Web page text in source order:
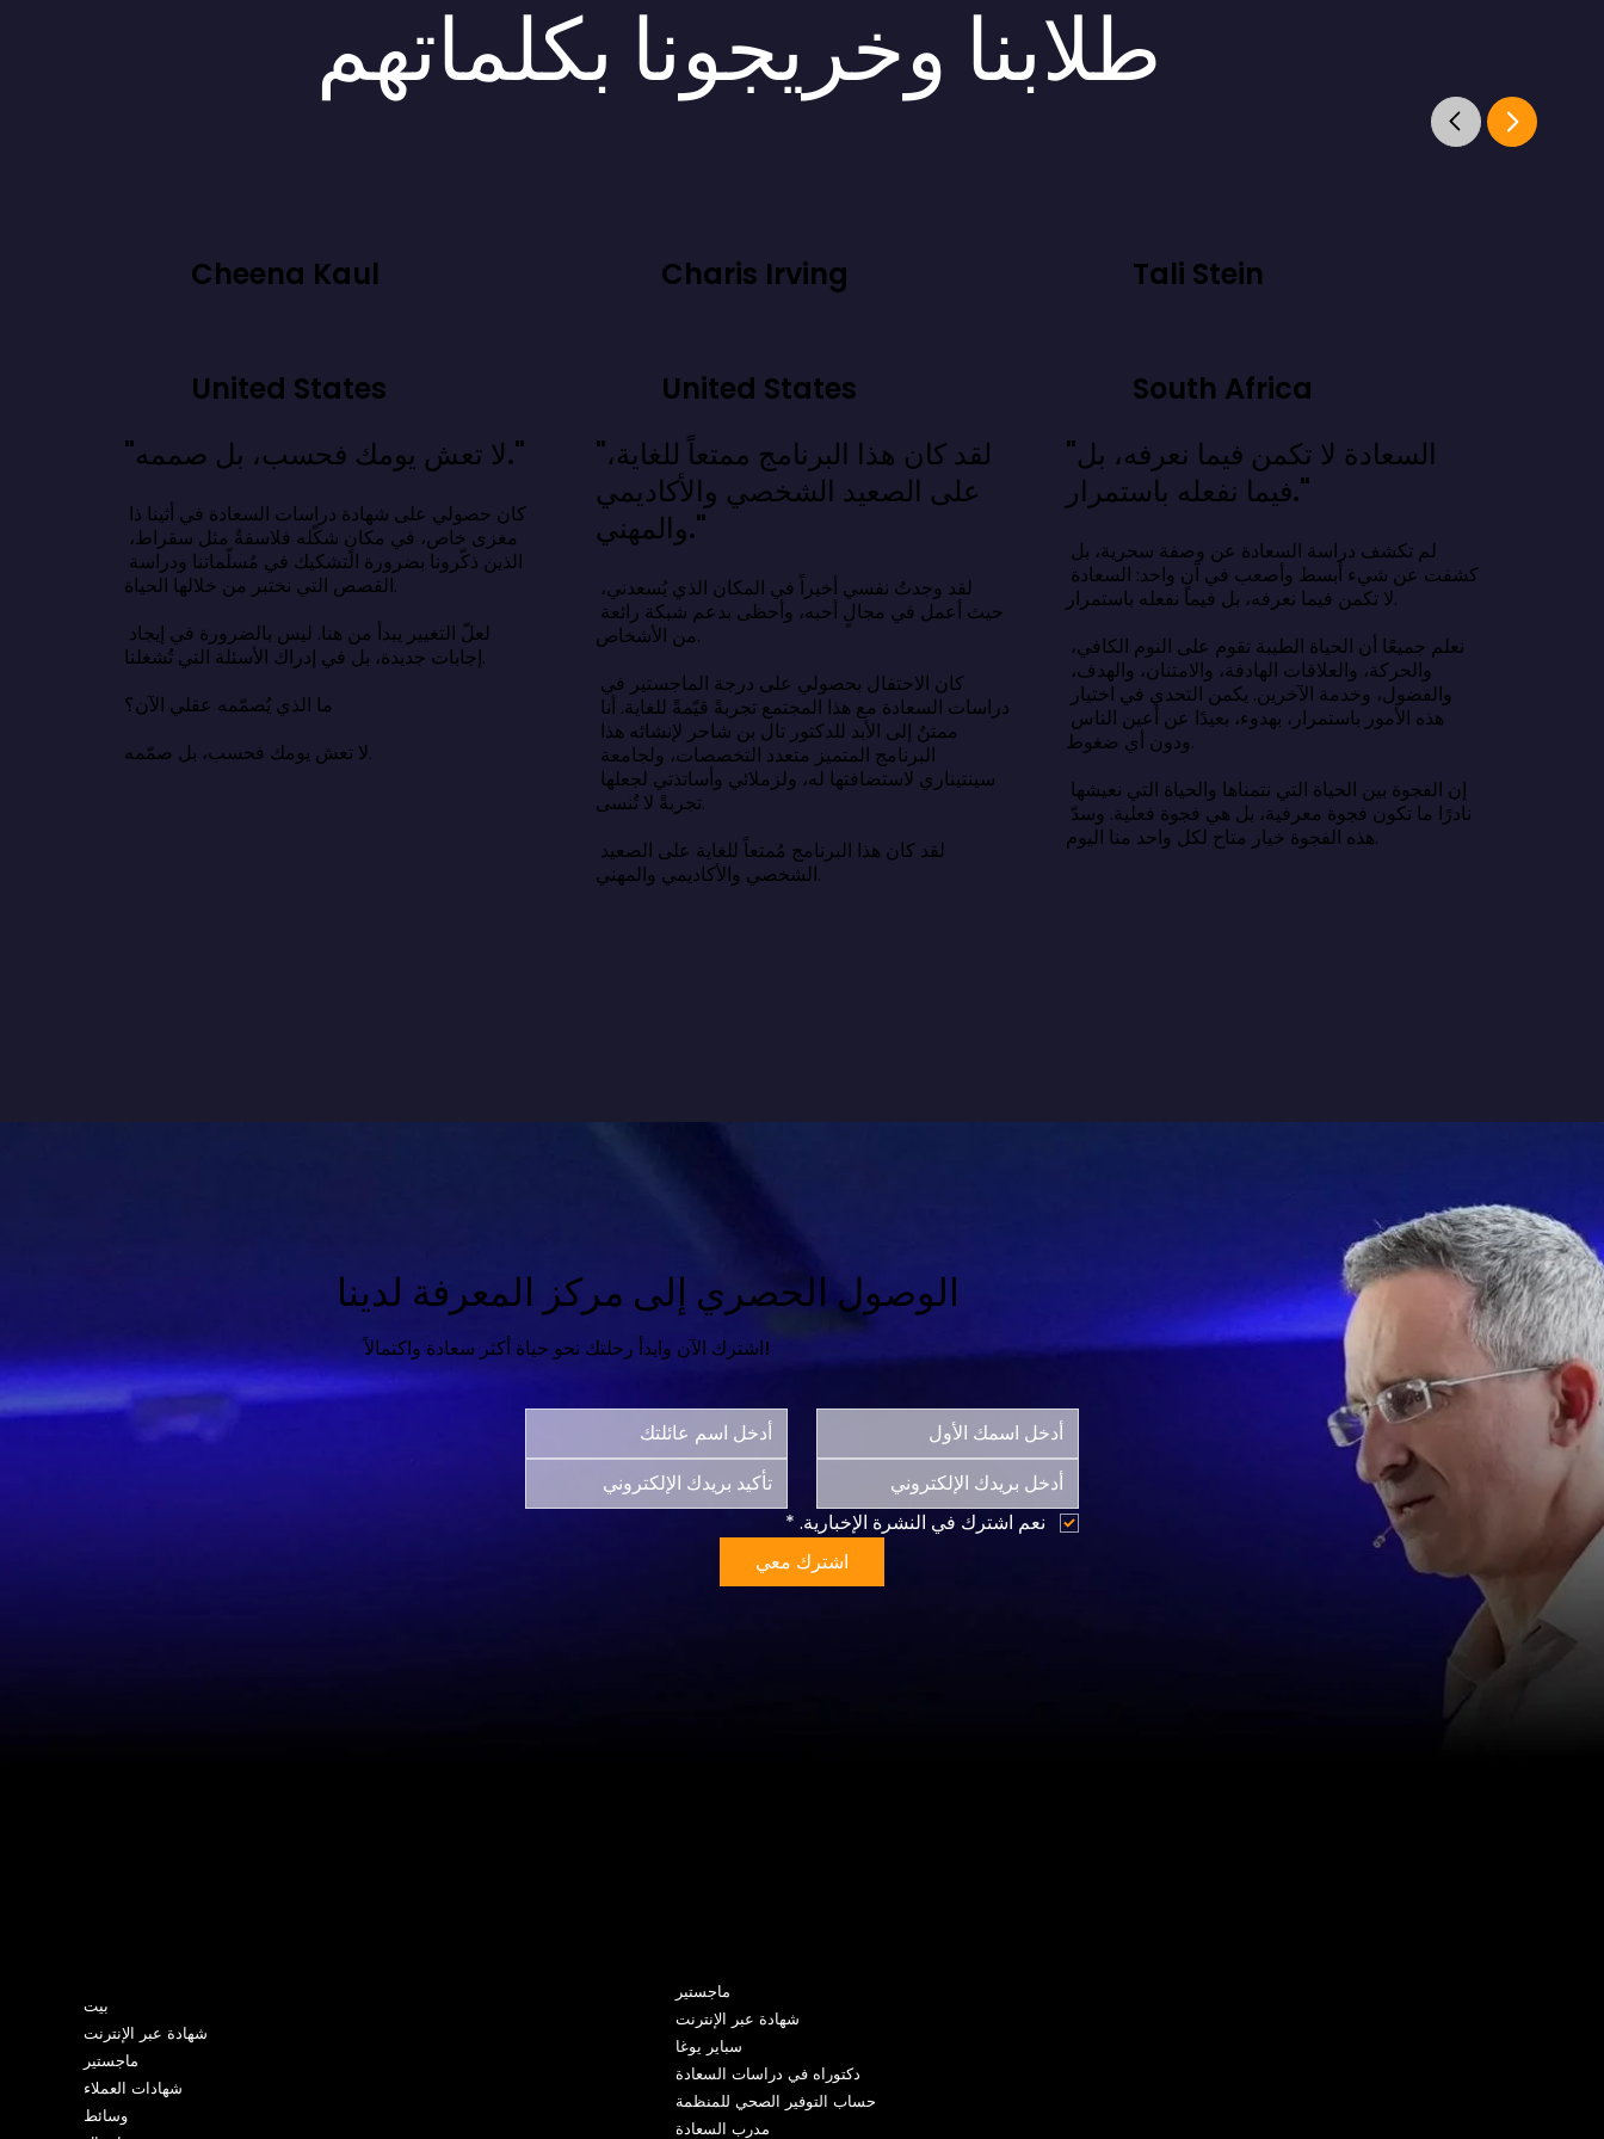
طلابنا وخريجونا بكلماتهم
Cheena Kaul
United States
"لا تعش يومك فحسب، بل صممه."
القصص التي نختبر من خلالها الحياة.
إجابات جديدة، بل في إدراك الأسئلة التي تُشغلنا.
ما الذي يُصمّمه عقلي الآن؟
لا تعش يومك فحسب، بل صمّمه.
Charis Irving
United States
"لقد كان هذا البرنامج ممتعاً للغاية،
على الصعيد الشخصي والأكاديمي
والمهني."
من الأشخاص.
تجربةً لا تُنسى.
الشخصي والأكاديمي والمهني.
Tali Stein
South Africa
"السعادة لا تكمن فيما نعرفه، بل
فيما نفعله باستمرار."
لا تكمن فيما نعرفه، بل فيما نفعله باستمرار.
ودون أي ضغوط.
هذه الفجوة خيار متاح لكل واحد منا اليوم.
الوصول الحصري إلى مركز المعرفة لدينا
اشترك الآن وابدأ رحلتك نحو حياة أكثر سعادة واكتمالاً!
نعم اشترك في النشرة الإخبارية. *
اشترك معي
بيت
شهادة عبر الإنترنت
ماجستير
شهادات العملاء
وسائط
ماجستير
شهادة عبر الإنترنت
سباير يوغا
دكتوراه في دراسات السعادة
حساب التوفير الصحي للمنظمة
مدرب السعادة